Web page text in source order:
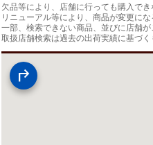
欠品等により、店舗に行っても購入で
リニューアル等により、商品が変更に
一部、検索できない商品、並びに店舗が
取扱店舗検索は過去の出荷実績に基づ